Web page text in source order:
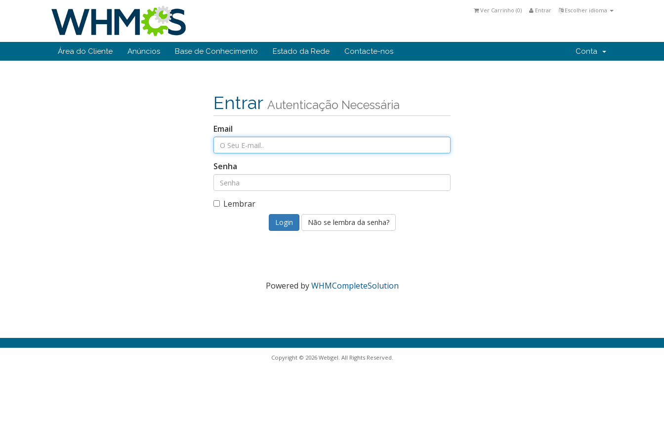
Escolher idioma
Entrar
Ver Carrinho (0)
Área do Cliente Anúncios Base de Conhecimento Estado da Rede Contacte-nos Conta
Entrar Autenticação Necessária
Email
Senha
Lembrar
Não se lembra da senha?
Powered byWHMCompleteSolution
Copyright © 2026 Webgel. All Rights Reserved.